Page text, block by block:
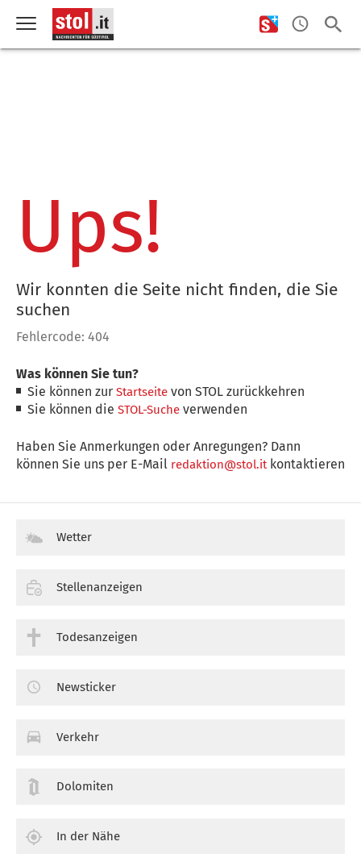
Ups!
Wir konnten die Seite nicht finden, die Sie
suchen
Fehlercode: 404
Was können Sie tun?
Sie können zurStartseite von STOL zurückkehren
Sie können dieSTOL-Suche verwenden
Haben Sie Anmerkungen oder Anregungen? Dann
können Sie uns per E-Mail redaktion@stol.itkontaktieren
Wetter
Stellenanzeigen
Todesanzeigen
Newsticker
Verkehr
Dolomiten
In der Nähe